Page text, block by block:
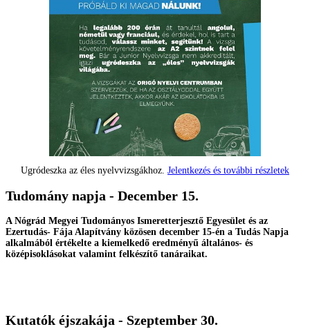
Ugródeszka az éles nyelvvizsgákhoz. Jelentkezés és további részletek
Tudomány napja - December 15.
A Nógrád Megyei Tudományos Ismeretterjesztő Egyesület és az
Ezertudás- Fája Alapítvány közösen december 15-én a Tudás Napja
alkalmából értékelte a kiemelkedő eredményű általános- és
középisoklásokat valamint felkészítő tanáraikat.
Kutatók éjszakája - Szeptember 30.